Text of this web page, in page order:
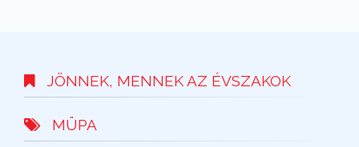
JÖNNEK, MENNEK AZ ÉVSZAKOK
MÜPA